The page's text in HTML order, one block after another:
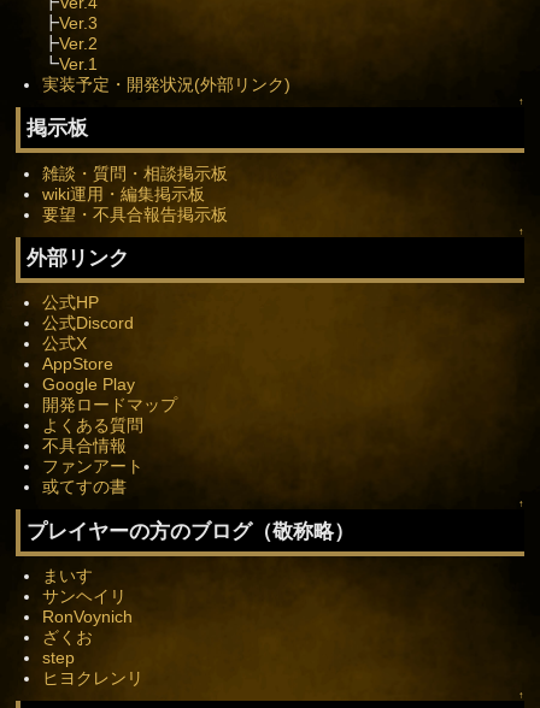
┣Ver.3
┣Ver.2
┗Ver.1
実装予定・開発状況(外部リンク)
↑
掲示板
雑談・質問・相談掲示板
wiki運用・編集掲示板
要望・不具合報告掲示板
↑
外部リンク
公式HP
公式Discord
公式X
AppStore
Google Play
開発ロードマップ
よくある質問
不具合情報
ファンアート
或てすの書
↑
プレイヤーの方のブログ（敬称略）
まいす
サンヘイリ
RonVoynich
ざくお
step
ヒヨクレンリ
↑